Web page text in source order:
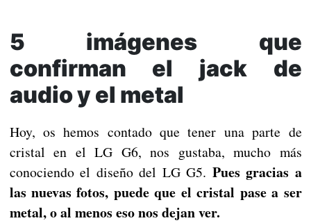
5 imágenes que
confirman el jack de
audio y el metal
Hoy, os hemos contado que tener una parte de
cristal en el LG G6, nos gustaba, mucho más
conociendo el diseño del LG G5. Pues gracias a
las nuevas fotos, puede que el cristal pase a ser
metal, o al menos eso nos dejan ver.